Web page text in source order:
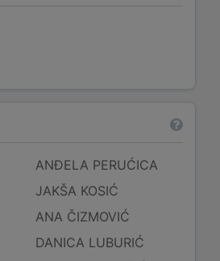
ANĐELA PERUĆICA
JAKŠA KOSIĆ
ANA ČIZMOVIĆ
DANICA LUBURIĆ